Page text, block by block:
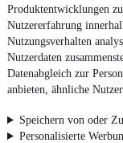
Produktentwicklungen
Nutzererfahrung
Nutzungsverhalten
Nutzerdaten
Datenabgleich zur
anbieten, ähnliche
Speichern von oder
Personalisierte